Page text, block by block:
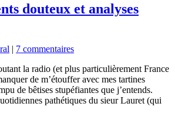
douteux et analyses
| 7 commentaires
la radio (et plus particulièrement France
de m’étouffer avec mes tartines
de bêtises stupéfiantes que j’entends.
pathétiques du sieur Lauret (qui